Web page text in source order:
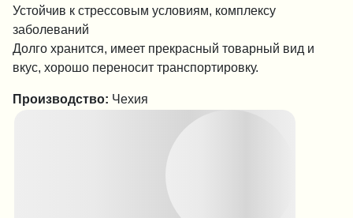
Устойчив к стрессовым условиям, комплексу
заболеваний
Долго хранится, имеет прекрасный товарный вид и
вкус, хорошо переносит транспортировку.
Производство: Чехия